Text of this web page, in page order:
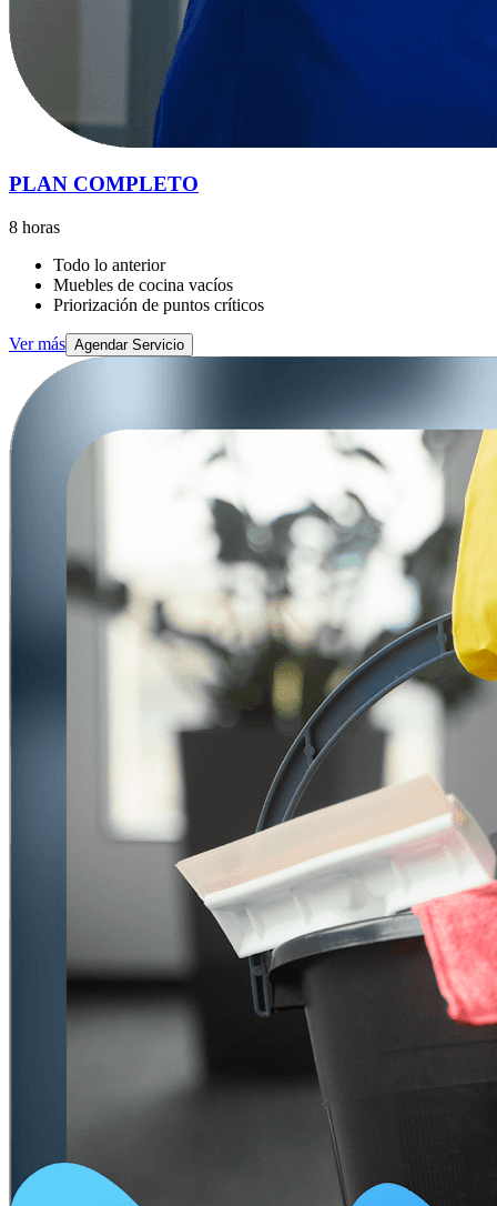
PLAN COMPLETO
8 horas
Todo lo anterior
Muebles de cocina vacíos
Priorización de puntos críticos
Ver más Agendar Servicio